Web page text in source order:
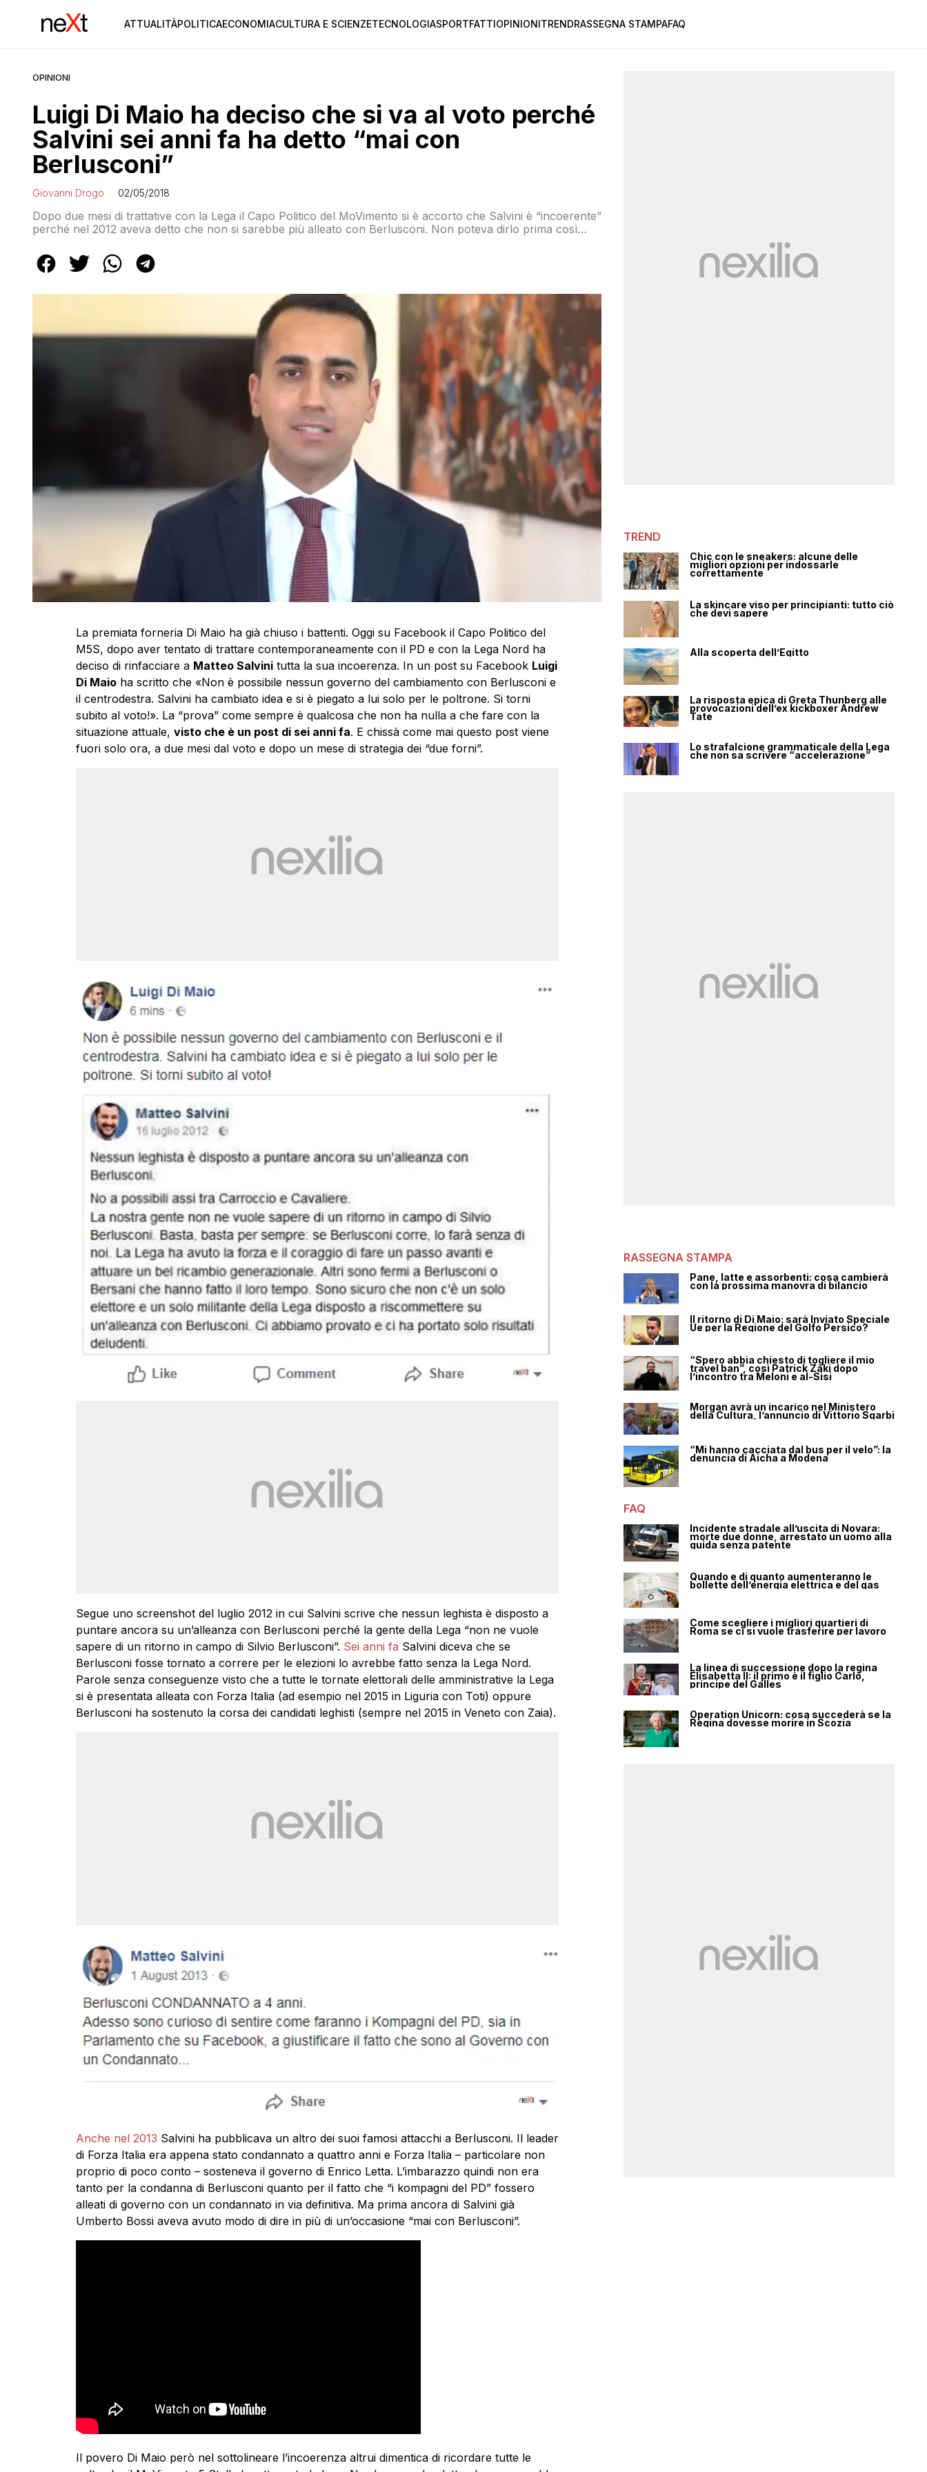
ATTUALITÀPOLITICAECONOMIACULTURA E SCIENZETECNOLOGIASPORTFATTIOPINIONITRENDRASSEGNA STAMPAFAQ
OPINIONI
Luigi Di Maio ha deciso che si va al voto perché
Salvini sei anni fa ha detto “mai con
Berlusconi”
Giovanni Drogo 02/05/2018
Dopo due mesi di trattative con la Lega il Capo Politico del MoVimento si è accorto che Salvini è “incoerente”
perché nel 2012 aveva detto che non si sarebbe più alleato con Berlusconi. Non poteva dirlo prima così
La premiata forneria Di Maio ha già chiuso i battenti. Oggi su Facebook il Capo Politico del
M5S, dopo aver tentato di trattare contemporaneamente con il PD e con la Lega Nord ha
deciso di rinfacciare a Matteo Salvinitutta la sua incoerenza. In un post su Facebook Luigi
Di Maioha scritto che «Non è possibile nessun governo del cambiamento con Berlusconi e
il centrodestra. Salvini ha cambiato idea e si è piegato a lui solo per le poltrone. Si torni
subito al voto!». La “prova” come sempre è qualcosa che non ha nulla a che fare con la
situazione attuale, visto che è un post di sei anni fa. E chissà come mai questo post viene
fuori solo ora, a due mesi dal voto e dopo un mese di strategia dei “due forni”.
Segue uno screenshot del luglio 2012 in cui Salvini scrive che nessun leghista è disposto a
puntare ancora su un’alleanza con Berlusconi perché la gente della Lega “non ne vuole
sapere di un ritorno in campo di Silvio Berlusconi”. Sei anni fa Salvini diceva che se
Berlusconi fosse tornato a correre per le elezioni lo avrebbe fatto senza la Lega Nord.
Parole senza conseguenze visto che a tutte le tornate elettorali delle amministrative la Lega
si è presentata alleata con Forza Italia (ad esempio nel 2015 in Liguria con Toti) oppure
Berlusconi ha sostenuto la corsa dei candidati leghisti (sempre nel 2015 in Veneto con Zaia).
Anche nel 2013 Salvini ha pubblicava un altro dei suoi famosi attacchi a Berlusconi. Il leader
di Forza Italia era appena stato condannato a quattro anni e Forza Italia – particolare non
proprio di poco conto – sosteneva il governo di Enrico Letta. L’imbarazzo quindi non era
tanto per la condanna di Berlusconi quanto per il fatto che “i kompagni del PD” fossero
alleati di governo con un condannato in via definitiva. Ma prima ancora di Salvini già
Umberto Bossi aveva avuto modo di dire in più di un’occasione “mai con Berlusconi”.
Il povero Di Maio però nel sottolineare l’incoerenza altrui dimentica di ricordare tutte le
TREND
Chic con le sneakers: alcune delle
migliori opzioni per indossarle
correttamente
La skincare viso per principianti: tutto ciò
che devi sapere
Alla scoperta dell’Egitto
La risposta epica di Greta Thunberg alle
provocazioni dell’ex kickboxer Andrew
Tate
Lo strafalcione grammaticale della Lega
che non sa scrivere “accelerazione”
RASSEGNA STAMPA
Pane, latte e assorbenti: cosa cambierà
con la prossima manovra di bilancio
Il ritorno di Di Maio: sarà Inviato Speciale
Ue per la Regione del Golfo Persico?
“Spero abbia chiesto di togliere il mio
travel ban”, così Patrick Zaki dopo
l’incontro tra Meloni e al-Sisi
Morgan avrà un incarico nel Ministero
della Cultura, l’annuncio di Vittorio Sgarbi
“Mi hanno cacciata dal bus per il velo”: la
denuncia di Aicha a Modena
FAQ
Incidente stradale all’uscita di Novara:
morte due donne, arrestato un uomo alla
guida senza patente
Quando e di quanto aumenteranno le
bollette dell’energia elettrica e del gas
Come scegliere i migliori quartieri di
Roma se ci si vuole trasferire per lavoro
La linea di successione dopo la regina
Elisabetta II: il primo è il figlio Carlo,
principe del Galles
Operation Unicorn: cosa succederà se la
Regina dovesse morire in Scozia